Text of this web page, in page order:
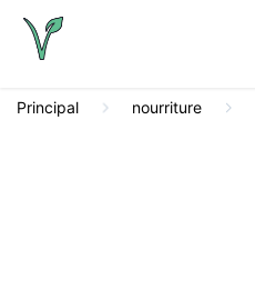
Principal nourriture